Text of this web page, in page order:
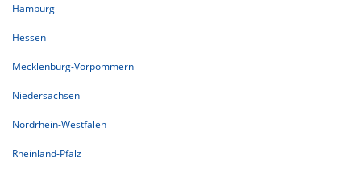
Hamburg
Hessen
Mecklenburg-Vorpommern
Niedersachsen
Nordrhein-Westfalen
Rheinland-Pfalz